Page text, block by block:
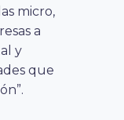
micro,
a
y
que